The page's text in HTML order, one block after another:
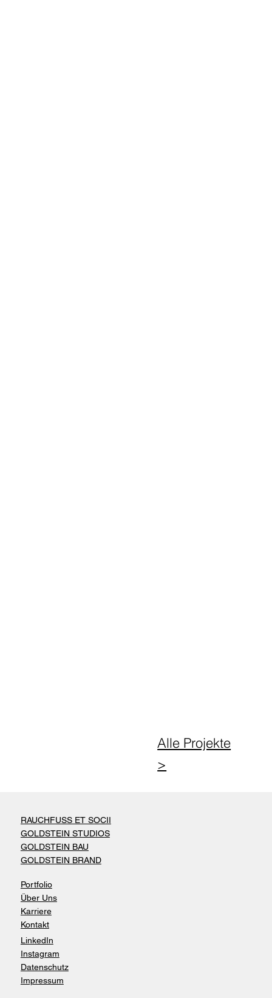
Alle Projekte
>
RAUCHFUSS ET SOCII
GOLDSTEIN STUDIOS
GOLDSTEIN BAU
GOLDSTEIN BRAND
Portfolio
Über Uns
Karriere
Kontakt
LinkedIn
Instagram
Datenschutz
Impressum